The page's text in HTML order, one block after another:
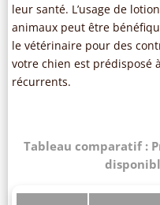
leur santé. L’usage de
animaux peut être
le vétérinaire pour des
votre chien est prédisposé
récurrents.
Tableau comparatif :